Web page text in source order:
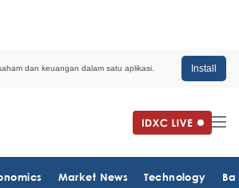
dan keuangan dalam satu aplikasi. Install
Market News Technology